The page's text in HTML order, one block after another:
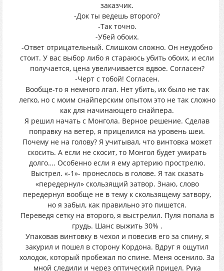
заказчик.
-Док ты ведешь второго?
-Так точно.
-Убей обоих.
-Ответ отрицательный. Слишком сложно. Он неудобно
стоит. У вас выбор либо я стараюсь убить обоих, и если
получается, цена увеличивается вдвое. Согласен?
-Черт с тобой! Согласен.
Вообще-то я немного лгал. Нет убить, их было не так
легко, но с моим снайперским опытом это не так сложно
как для начинающего снайпера.
Я решил начать с Монгола. Верное решение. Сделав
поправку на ветер, я прицелился на уровень шеи.
Почему не на голову? Я учитывал, что винтовка может
скосить. А если не скосит, то Монгол будет умирать
долго…. Особенно если я ему артерию прострелю.
Выстрел. «-1»- пронеслось в голове. Я так сказать
«передернул» скользящий затвор. Знаю, слово
передернул вообще не в тему к скользящему затвору,
но я забыл, как правильно это пишется.
Переведя сетку на второго, я выстрелил. Пуля попала в
грудь. Шанс выжить 30% .
Упаковав винтовку в чехол и повесив его за спину, я
закурил и пошел в сторону Кордона. Вдруг я ощутил
холодок, который пробежал по спине. Меня осенило. За
мной следили и через оптический прицел. Рука